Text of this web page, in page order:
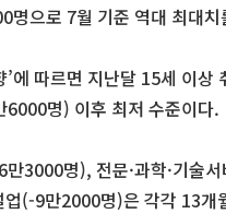
명으로 7월 기준 역대 최대
에 따르면 지난달 15세 이
명) 이후 최저 수준이다.
3000명), 전문·과학·기술
(-9만2000명)은 각각 13개